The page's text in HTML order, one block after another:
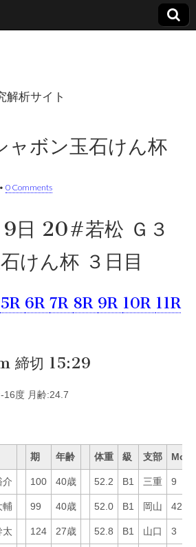
解析サイト
ボン玉石けん杯
• 0 Comments
日 20#若松 Ｇ３
けん杯 ３日目
5R 6R 7R 8R 9R 10R 11R
締切 15:29
16度 月齢:24.7
期 年齢 体重 級 支部 Mo
介 100 40歳 52.2 B1 三重 9
輔 99 40歳 52.0 B1 岡山 42
太 124 27歳 52.8 B1 山口 3